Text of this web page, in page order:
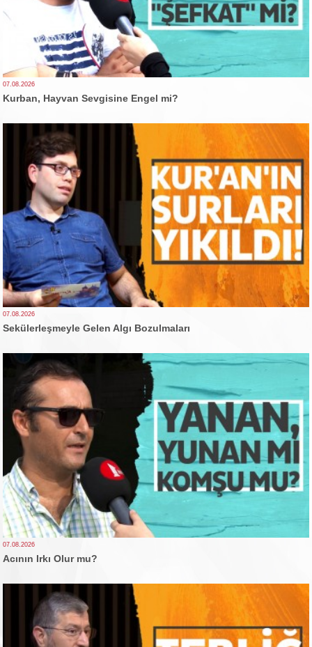
07.08.2026
Kurban, Hayvan Sevgisine Engel mi?
07.08.2026
Sekülerleşmeyle Gelen Algı Bozulmaları
07.08.2026
Acının Irkı Olur mu?